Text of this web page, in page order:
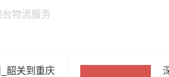
物流服务
韶关到重庆